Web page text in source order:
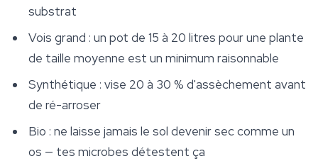
substrat
Vois grand : un pot de 15 à 20 litres pour une plante
de taille moyenne est un minimum raisonnable
Synthétique : vise 20 à 30 % d'assèchement avant
de ré-arroser
Bio : ne laisse jamais le sol devenir sec comme un
os — tes microbes détestent ça